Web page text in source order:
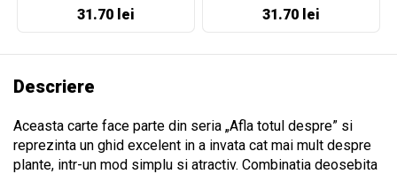
31.70 lei 31.70 lei
Descriere
Aceasta carte face parte din seria „Afla totul despre” si
reprezinta un ghid excelent in a invata cat mai mult despre
plante, intr-un mod simplu si atractiv. Combinatia deosebita